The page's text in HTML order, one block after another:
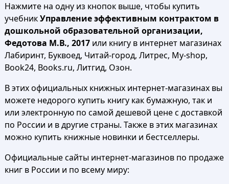
Нажмите на одну из кнопок выше, чтобы купить
учебникУправление эффективным контрактом в
дошкольной образовательной организации,
Федотова М.В., 2017или книгу в интернет магазинах
Лабиринт, Буквоед, Читай-город, Литрес, My-shop,
Book24, Books.ru, Литгид, Озон.
В этих официальных книжных интернет-магазинах вы
можете недорого купить книгу как бумажную, так и
или электронную по самой дешевой цене с доставкой
по России и в другие страны. Также в этих магазинах
можно купить книжные новинки и бестселлеры.
Официальные сайты интернет-магазинов по продаже
книг в России и по всему миру: